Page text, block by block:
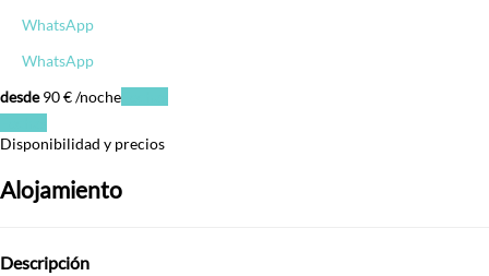
WhatsApp
WhatsApp
desde90€/noche
Disponibilidad y precios
Alojamiento
Descripción